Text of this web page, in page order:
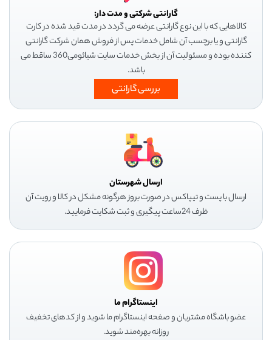
گارانتی شرکتی و مدت دار:
کالاهایی که با این نوع گارانتی عرضه می گردد در مدت قید شده در کارت
گارانتی و یا برچسب آن شامل خدمات پس از فروش همان شرکت گارانتی
کننده بوده و مسئولیت آن از بخش خدمات سایت شیائومی360 ساقط می
باشد.
بررسی گارانتی
ارسال شهرستان
ارسال با پست و تیپاکس در صورت بروز هرگونه مشکل در کالا و رویت آن
ظرف 24ساعت پیگیری و ثبت شکایت فرمایید.
اینستاگرام ما
عضو باشگاه مشتریان و صفحه اینستاگرام ما شوید و از کدهای تخفیف
روزانه بهره‌مند شوید.